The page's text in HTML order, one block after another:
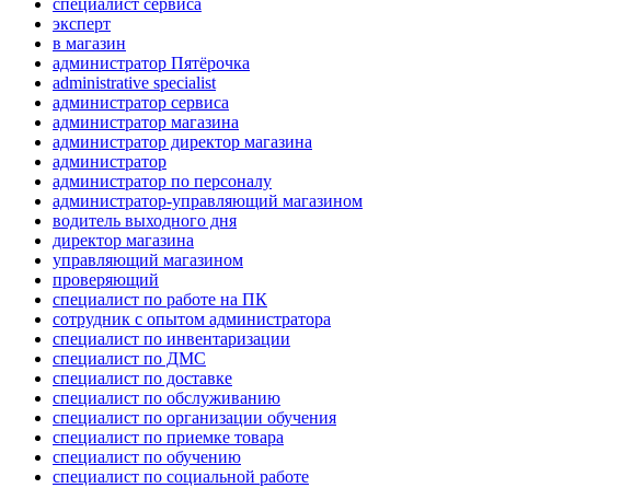
специалист сервиса
эксперт
в магазин
администратор Пятёрочка
administrative specialist
администратор сервиса
администратор магазина
администратор директор магазина
администратор
администратор по персоналу
администратор-управляющий магазином
водитель выходного дня
директор магазина
управляющий магазином
проверяющий
специалист по работе на ПК
сотрудник с опытом администратора
специалист по инвентаризации
специалист по ДМС
специалист по доставке
специалист по обслуживанию
специалист по организации обучения
специалист по приемке товара
специалист по обучению
специалист по социальной работе